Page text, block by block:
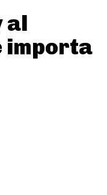
al
importa